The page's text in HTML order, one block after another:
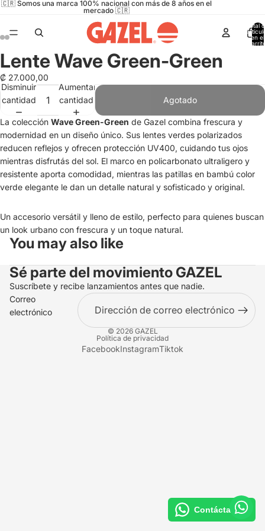
🇨🇷 Somos una marca 100% nacional con más de 8 años en el
mercado 🇨🇷
Total
en el
Abrir
imagen
a
pantalla
completa
Abrir
imagen
a
pantalla
completa
Abrir
imagen
a
pantalla
completa
Abrir
imagen
a
pantalla
completa
Lente Wave Green-Green
₡ 27.000,00
Disminuir
cantidad
Aumentar
cantidad
Agotado
La colección Wave Green-Green de Gazel combina frescura y
modernidad en un diseño único. Sus lentes verdes polarizados
reducen reflejos y ofrecen protección UV400, cuidando tus ojos
mientras disfrutás del sol. El marco en policarbonato ultraligero y
resistente aporta comodidad, mientras las patillas en bambú color
verde elegante le dan un detalle natural y sofisticado y original.
Un accesorio versátil y lleno de estilo, perfecto para quienes buscan
un look urbano con frescura y un toque natural.
You may also like
Sé parte del movimiento GAZEL
Suscríbete y recibe lanzamientos antes que nadie.
Correo
electrónico
© 2026 GAZEL
Política de privacidad
FacebookInstagramTiktok
Contáctanos